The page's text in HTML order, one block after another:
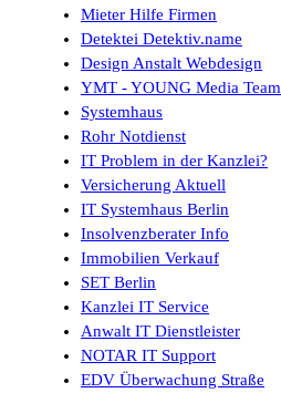
Mieter Hilfe Firmen
Detektei Detektiv.name
Design Anstalt Webdesign
YMT - YOUNG Media Team
Systemhaus
Rohr Notdienst
IT Problem in der Kanzlei?
Versicherung Aktuell
IT Systemhaus Berlin
Insolvenzberater Info
Immobilien Verkauf
SET Berlin
Kanzlei IT Service
Anwalt IT Dienstleister
NOTAR IT Support
EDV Überwachung Straße